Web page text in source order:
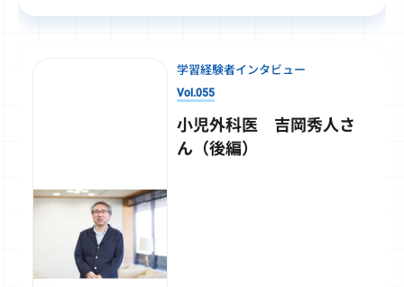
学習経験者インタビュー
Vol.055
小児外科医 吉岡秀人さ
ん（後編）